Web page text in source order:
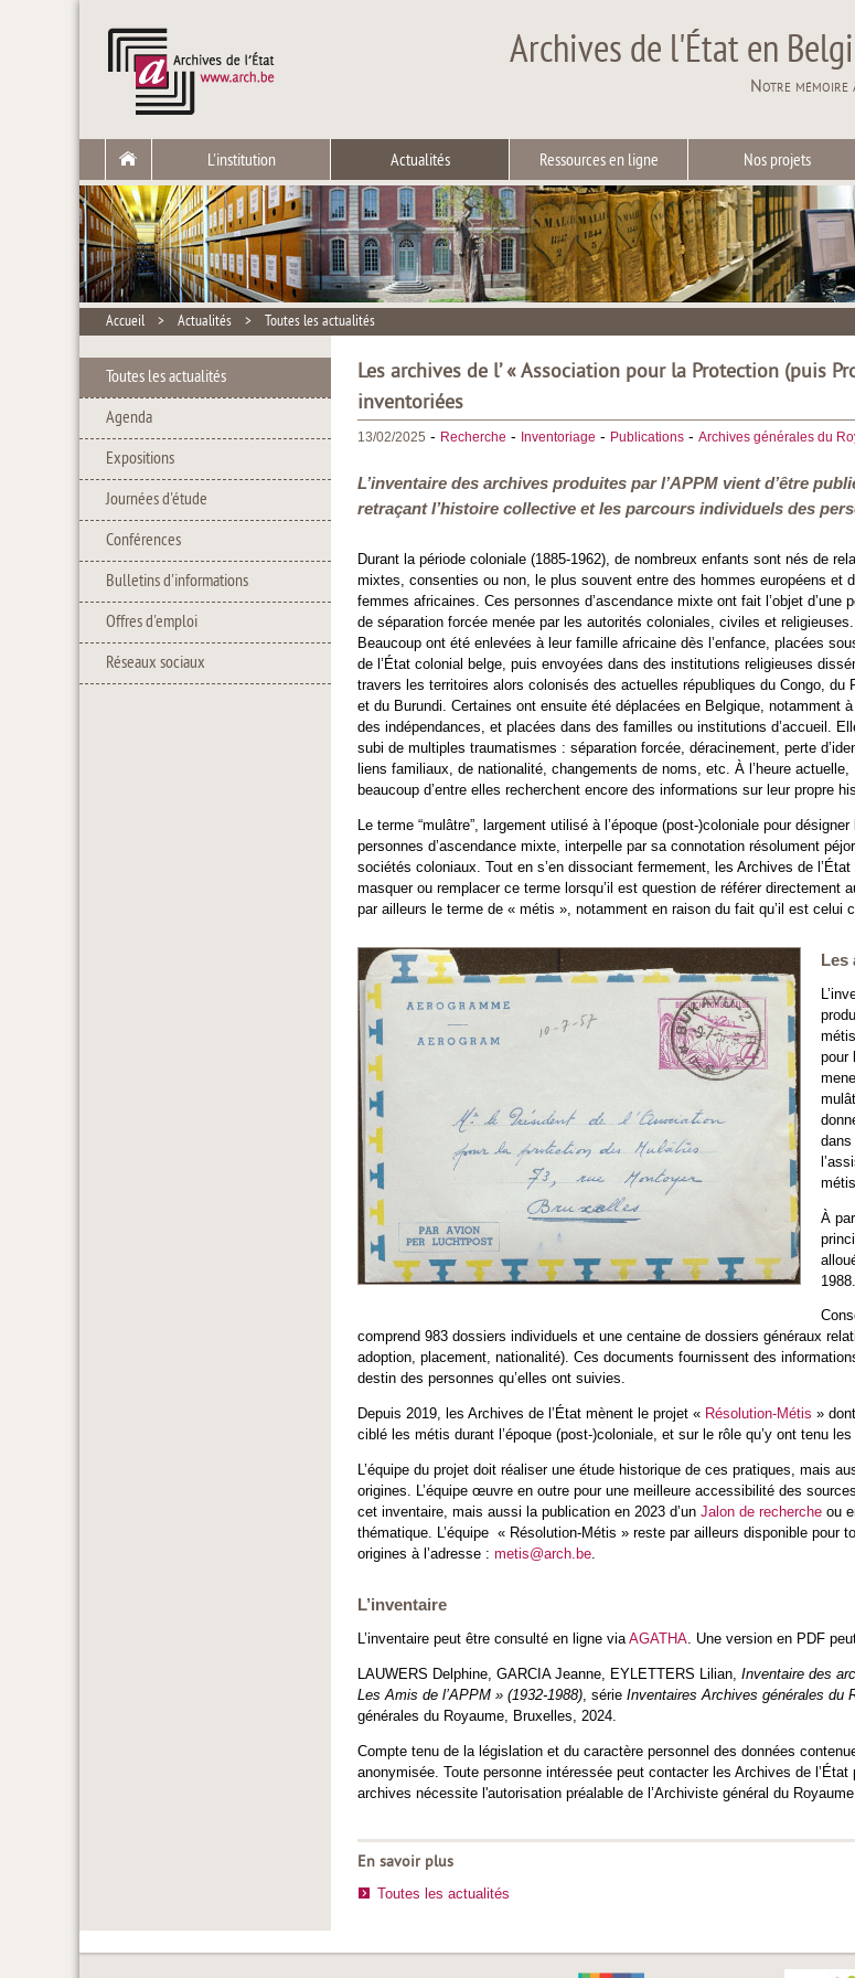
Archives de l'État en
Notre mémoire
L'institution Actualités Ressources en ligne Nos projets
Accueil > Actualités > Toutes les actualités
Toutes les actualités
Agenda
Expositions
Journées d'étude
Conférences
Bulletins d'informations
Offres d'emploi
Réseaux sociaux
Les archives de l’ « Association pour la Protection (puis
inventoriées
13/02/2025 - Recherche - Inventoriage - Publications - Archives générales du
L’inventaire des archives produites par l’APPM vient d’être
retraçant l’histoire collective et les parcours individuels des
Durant la période coloniale (1885-1962), de nombreux enfants sont nés de
mixtes, consenties ou non, le plus souvent entre des hommes européens et
femmes africaines. Ces personnes d’ascendance mixte ont fait l’objet d’une
de séparation forcée menée par les autorités coloniales, civiles et religieuses.
Beaucoup ont été enlevées à leur famille africaine dès l’enfance, placées
de l’État colonial belge, puis envoyées dans des institutions religieuses
travers les territoires alors colonisés des actuelles républiques du Congo, du
et du Burundi. Certaines ont ensuite été déplacées en Belgique, notamment à
des indépendances, et placées dans des familles ou institutions d’accueil.
subi de multiples traumatismes : séparation forcée, déracinement, perte
liens familiaux, de nationalité, changements de noms, etc. À l’heure actuelle,
beaucoup d’entre elles recherchent encore des informations sur leur propre
Le terme “mulâtre”, largement utilisé à l’époque (post-)coloniale pour désigner
personnes d’ascendance mixte, interpelle par sa connotation résolument
sociétés coloniaux. Tout en s’en dissociant fermement, les Archives de
masquer ou remplacer ce terme lorsqu’il est question de référer
par ailleurs le terme de « métis », notamment en raison du fait qu’il est
Les
pour
À
1988.
comprend 983 dossiers individuels et une centaine de dossiers généraux
adoption, placement, nationalité). Ces documents fournissent des
destin des personnes qu’elles ont suivies.
Depuis 2019, les Archives de l’État mènent le projet « Résolution-Métis »
ciblé les métis durant l’époque (post-)coloniale, et sur le rôle qu’y ont tenu
L’équipe du projet doit réaliser une étude historique de ces pratiques, mais
origines. L’équipe œuvre en outre pour une meilleure accessibilité des
cet inventaire, mais aussi la publication en 2023 d’un Jalon de recherche ou
thématique. L’équipe « Résolution-Métis » reste par ailleurs disponible pour
origines à l’adresse : metis@arch.be
L’inventaire
L’inventaire peut être consulté en ligne via AGATHA . Une version en PDF
LAUWERS Delphine, GARCIA Jeanne, EYLETTERS Lilian, Inventaire des
Les Amis de l’APPM » (1932-1988) , série Inventaires Archives générales du
générales du Royaume, Bruxelles, 2024.
Compte tenu de la législation et du caractère personnel des données
anonymisée. Toute personne intéressée peut contacter les Archives de
archives nécessite l'autorisation préalable de l’Archiviste général du
En savoir plus
Toutes les actualités